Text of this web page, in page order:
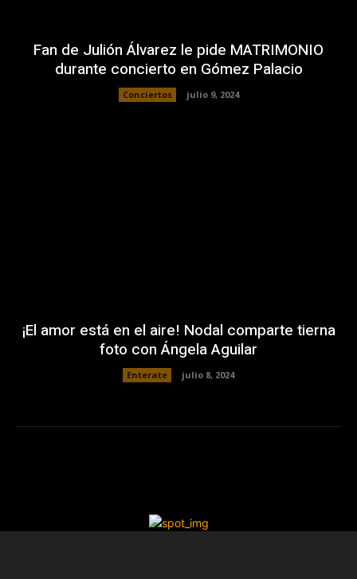
Fan de Julión Álvarez le pide MATRIMONIO
durante concierto en Gómez Palacio
Conciertos julio 9, 2024
¡El amor está en el aire! Nodal comparte tierna
foto con Ángela Aguilar
Enterate julio 8, 2024